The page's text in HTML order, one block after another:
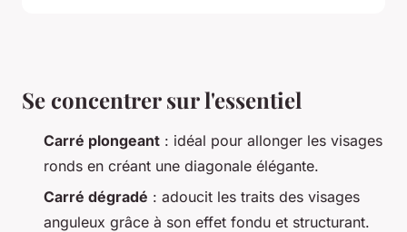
Se concentrer sur l'essentiel
Carré plongeant : idéal pour allonger les visages
ronds en créant une diagonale élégante.
Carré dégradé : adoucit les traits des visages
anguleux grâce à son effet fondu et structurant.